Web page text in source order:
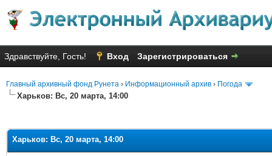
Здравствуйте, Гость! Вход Зарегистрироваться
Главный архивный фонд Рунета › Информационный архив › Погода
Харьков: Вс, 20 марта, 14:00
Харьков: Вс, 20 марта, 14:00